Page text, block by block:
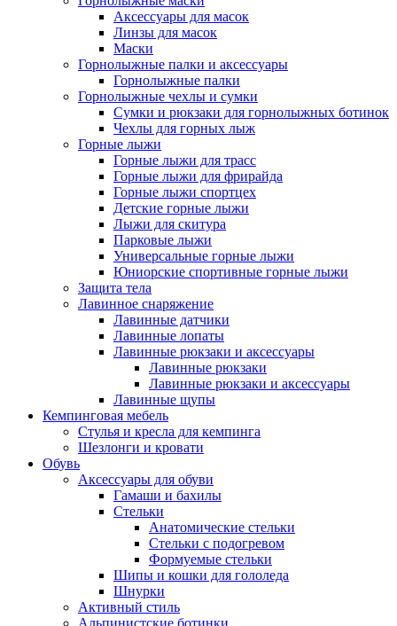
Аксессуары для масок
Линзы для масок
Маски
Горнолыжные палки и аксессуары
Горнолыжные палки
Горнолыжные чехлы и сумки
Сумки и рюкзаки для горнолыжных ботинок
Чехлы для горных лыж
Горные лыжи
Горные лыжи для трасс
Горные лыжи для фрирайда
Горные лыжи спортцех
Детские горные лыжи
Лыжи для скитура
Парковые лыжи
Универсальные горные лыжи
Юниорские спортивные горные лыжи
Защита тела
Лавинное снаряжение
Лавинные датчики
Лавинные лопаты
Лавинные рюкзаки и аксессуары
Лавинные рюкзаки
Лавинные рюкзаки и аксессуары
Лавинные щупы
Кемпинговая мебель
Стулья и кресла для кемпинга
Шезлонги и кровати
Обувь
Аксессуары для обуви
Гамаши и бахилы
Стельки
Анатомические стельки
Стельки с подогревом
Формуемые стельки
Шипы и кошки для гололеда
Шнурки
Активный стиль
Альпинистские ботинки